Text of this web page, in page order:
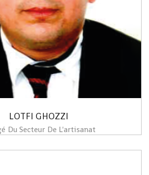
LOTFI GHOZZI
Du Secteur De L'artisanat